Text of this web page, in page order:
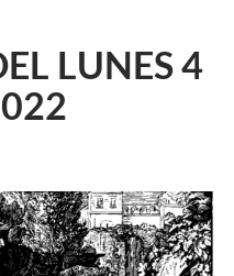
LUNES 4